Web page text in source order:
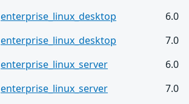
enterprise_linux_desktop
6.0
enterprise_linux_desktop
7.0
enterprise_linux_server
6.0
enterprise_linux_server
7.0